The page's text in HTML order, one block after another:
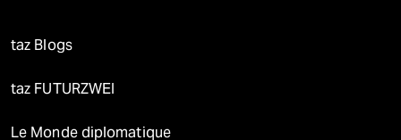
taz Blogs
taz FUTURZWEI
Le Monde diplomatique